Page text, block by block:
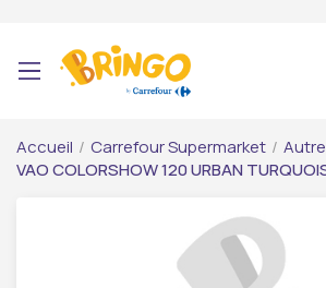
Accueil / Carrefour Supermarket /
VAO COLORSHOW 120 URBAN